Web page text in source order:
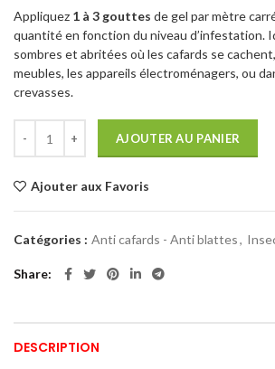
Appliquez 1 à 3 gouttes de gel par mètre
quantité en fonction du niveau d’infestation.
sombres et abritées où les cafards se
meubles, les appareils électroménagers, ou
crevasses.
AJOUTER AU PANIER
Ajouter aux Favoris
Catégories : Anti cafards - Anti blattes,
Share
DESCRIPTION